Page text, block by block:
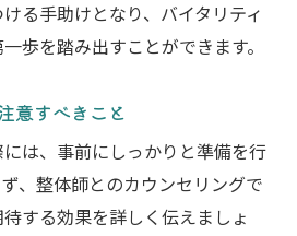
る手助けとなり、バイタリティ
歩を踏み出すことができます。
意すべきこと
は、事前にしっかりと準備を行
、整体師とのカウンセリングで
する効果を詳しく伝えましょ